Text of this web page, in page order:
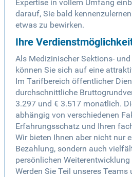
Expertise in vollem Umfang
darauf, Sie bald
etwas zu bewirken.
Ihre
Als Medizinischer Sektions-
können Sie sich auf eine
Im Tarifbereich öffentlicher
durchschnittliche
3.297 und € 3.517 monatlich.
abhängig von verschiedenen
Erfahrungsschatz und Ihren
Wir bieten Ihnen aber nicht nur
Bezahlung, sondern auch
persönlichen
Werden Sie Teil unseres